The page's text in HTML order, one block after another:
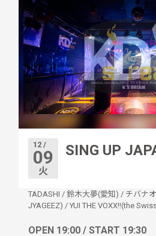
12 /
09
火
SING UP
TADASHI / 鈴木大夢(愛知) / チバナ
JYAGEEZ) / YUI THE VOXX!!(the
OPEN 19:00 / START 19:30